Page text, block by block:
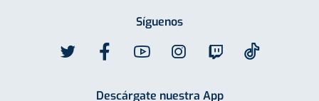
Síguenos
Descárgate nuestra App